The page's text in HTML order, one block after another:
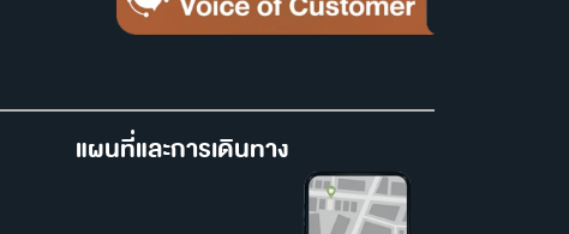
แผนที่และการเดินทาง